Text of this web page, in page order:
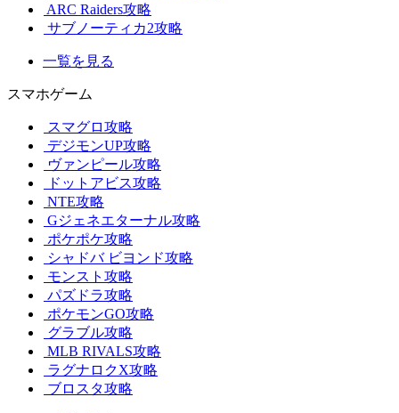
ARC Raiders攻略
サブノーティカ2攻略
一覧を見る
スマホゲーム
スマグロ攻略
デジモンUP攻略
ヴァンピール攻略
ドットアビス攻略
NTE攻略
Gジェネエターナル攻略
ポケポケ攻略
シャドバ ビヨンド攻略
モンスト攻略
パズドラ攻略
ポケモンGO攻略
グラブル攻略
MLB RIVALS攻略
ラグナロクX攻略
ブロスタ攻略